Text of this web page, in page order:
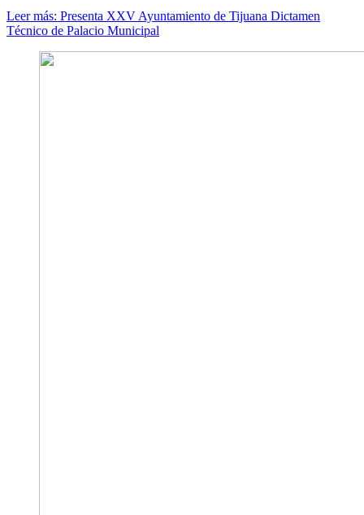
Leer más: Presenta XXV Ayuntamiento de Tijuana Dictamen
Técnico de Palacio Municipal